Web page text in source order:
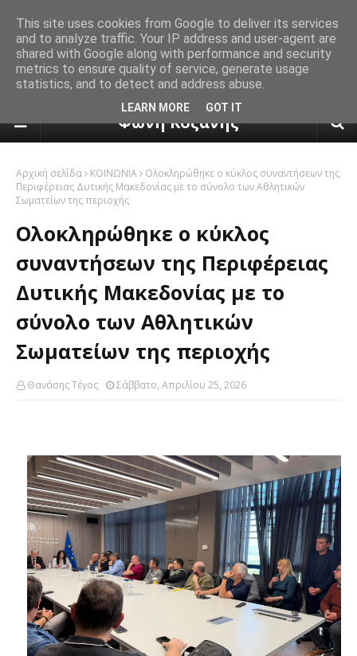
πρόγνωση καιρού από το
Φωνή Κοζάνης
Αρχική σελίδα ΚΟΙΝΩΝΙΑ
Ολοκληρώθηκε ο κύκλος συναντήσεων της
Περιφέρειας Δυτικής Μακεδονίας με το σύνολο των Αθλητικών
Σωματείων της περιοχής
Ολοκληρώθηκε ο κύκλος
συναντήσεων της Περιφέρειας
Δυτικής Μακεδονίας με το
σύνολο των Αθλητικών
Σωματείων της περιοχής
Θανάσης Τέγος Σάββατο, Απριλίου 25, 2026
This site uses cookies from Google to deliver its services
and to analyze traffic. Your IP address and user-agent are
shared with Google along with performance and security
metrics to ensure quality of service, generate usage
statistics, and to detect and address abuse.
LEARN MORE GOT IT